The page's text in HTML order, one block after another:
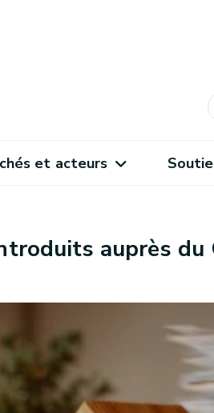
et acteurs
auprès du